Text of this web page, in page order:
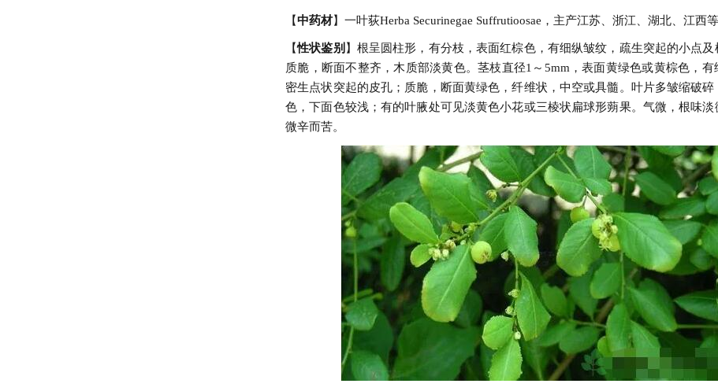
【中药材】一叶荻Herba Securinegae Suffrutioosae，主产江苏、浙江、湖北、江西等
【性状鉴别 】根呈圆柱形，有分枝，表面红棕色，有细纵皱纹，疏生突起的小点及
质脆，断面不整齐，木质部淡黄色。茎枝直径1～5mm，表面黄绿色或黄棕色，有
密生点状突起的皮孔；质脆，断面黄绿色，纤维状，中空或具髓。叶片多皱缩破碎
色，下面色较浅；有的叶腋处可见淡黄色小花或三棱状扁球形蒴果。气微，根味淡
微辛而苦。